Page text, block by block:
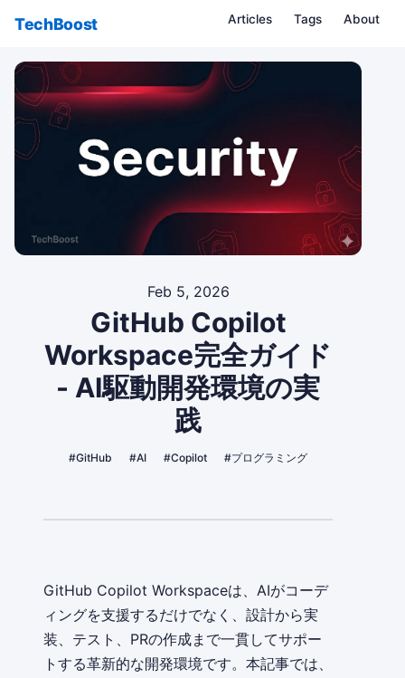
TechBoost Articles Tags About
Feb 5, 2026
GitHub Copilot
Workspace完全ガイド
- AI駆動開発環境の実
践
#GitHub #AI #Copilot #プログラミング
GitHub Copilot Workspaceは、AIがコーデ
ィングを支援するだけでなく、設計から実
装、テスト、PRの作成まで一貫してサポー
トする革新的な開発環境です。本記事では、